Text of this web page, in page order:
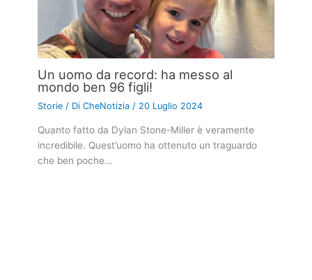
Un uomo da record: ha messo al
mondo ben 96 figli!
Storie / DiCheNotizia / 20 Luglio 2024
Quanto fatto da Dylan Stone-Miller è veramente
incredibile. Quest’uomo ha ottenuto un traguardo
che ben poche…